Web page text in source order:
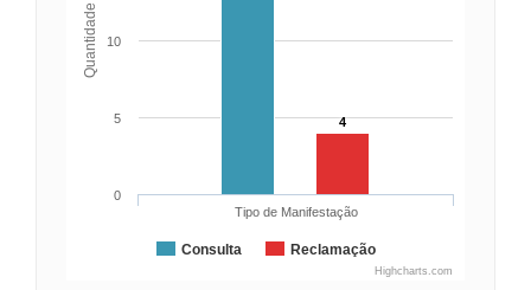
Quantidade
4
Consulta Reclamação
Tipo de Manifestação
0
5
10
Highcharts.com